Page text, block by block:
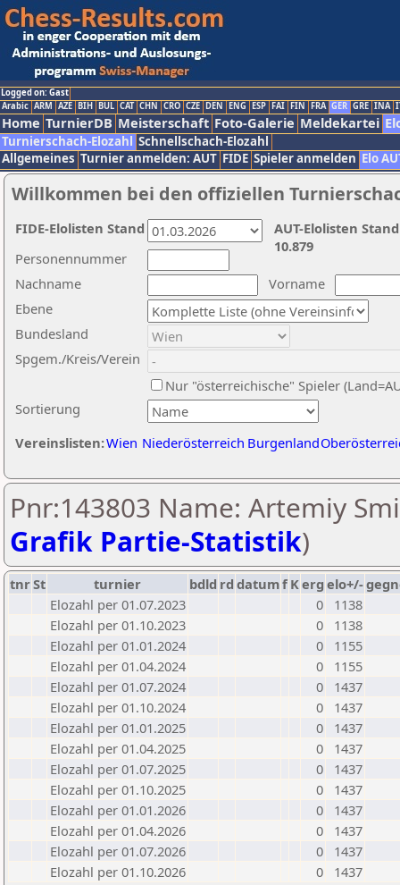
Logged on: Gast
Arabic ARM AZE BIH BUL CAT CHN CRO CZE DEN ENG ESP FAI FIN FRA GER GRE INA
Home TurnierDB Meisterschaft Foto-Galerie Meldekartei
Turnierschach-Elozahl Schnellschach-Elozahl
Allgemeines Turnier anmelden: AUT FIDE Spieler anmelden Elo
Willkommen bei den offiziellen
Nachname
Vorname
Ebene
Sortierung
Personennummer
Bundesland
Spgem./Kreis/Verein
Nur "österreichische" Spieler
Vereinslisten:Wien Niederösterreich Burgenland
AUT-Elolisten
10.879
FIDE-Elolisten Stand
Pnr:143803 Name: Artemiy
Grafik Partie-Statistik)
tnrSt turnier bdld rd datumf Kerg elo+/-
Elozahl per 01.07.2023
0
1138
Elozahl per 01.10.2023
0
1138
Elozahl per 01.01.2024
0
1155
Elozahl per 01.04.2024
0
1155
Elozahl per 01.07.2024
0
1437
Elozahl per 01.10.2024
0
1437
Elozahl per 01.01.2025
0
1437
Elozahl per 01.04.2025
0
1437
Elozahl per 01.07.2025
0
1437
Elozahl per 01.10.2025
0
1437
Elozahl per 01.01.2026
0
1437
Elozahl per 01.04.2026
0
1437
Elozahl per 01.07.2026
0
1437
Elozahl per 01.10.2026
0 1437